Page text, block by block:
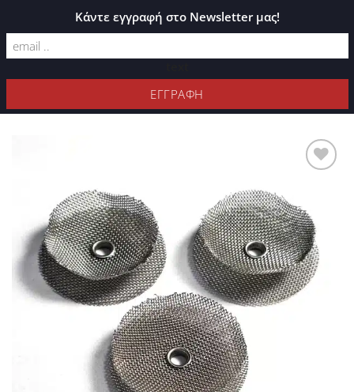
ΚΑΤΆΛΟΓΟΣ PLEXIGLASS
ΦΊΛΤΡΑ
στη Λίστα
Επιθυμιών
Κάντε εγγραφή στο Newsletter μας!